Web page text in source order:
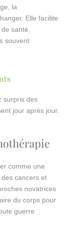
la
Elle facilite
santé,
souvent
surpris des
jour après jour.
comme une
cancers et
novatrices
du corps pour
guerre